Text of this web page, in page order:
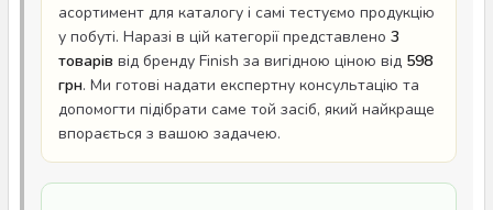
асортимент для каталогу і самі тестуємо продукцію
у побуті. Наразі в цій категорії представлено 3
товарів від бренду Finish за вигідною ціною від 598
грн. Ми готові надати експертну консультацію та
допомогти підібрати саме той засіб, який найкраще
впорається з вашою задачею.